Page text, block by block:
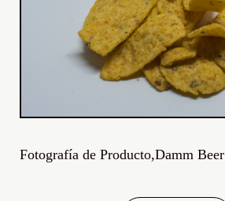
Fotografía de Producto,Damm Beer